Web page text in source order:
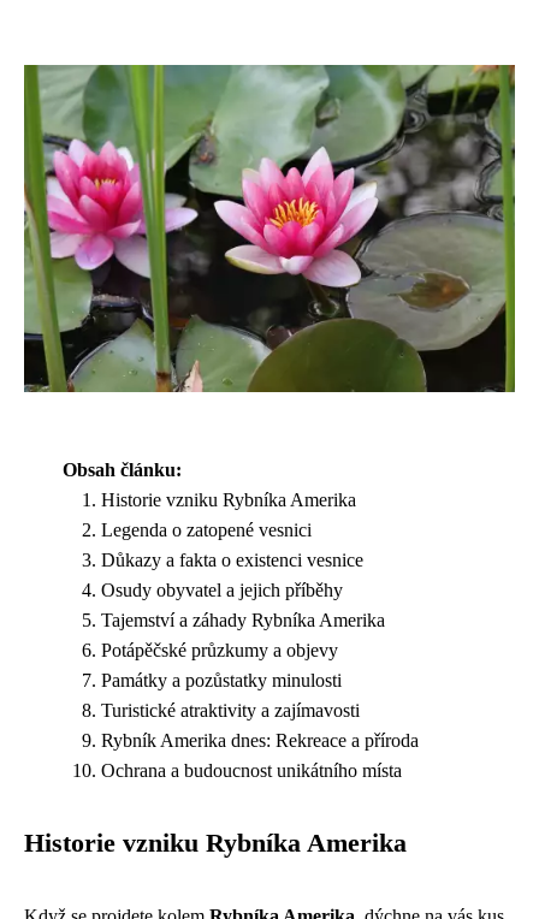
Obsah článku:
Historie vzniku Rybníka Amerika
Legenda o zatopené vesnici
Důkazy a fakta o existenci vesnice
Osudy obyvatel a jejich příběhy
Tajemství a záhady Rybníka Amerika
Potápěčské průzkumy a objevy
Památky a pozůstatky minulosti
Turistické atraktivity a zajímavosti
Rybník Amerika dnes: Rekreace a příroda
Ochrana a budoucnost unikátního místa
Historie vzniku Rybníka Amerika